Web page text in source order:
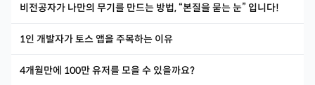
비전공자가 나만의 무기를 만드는 방법, “본질을 묻는 눈” 입니다!
1인 개발자가 토스 앱을 주목하는 이유
4개월만에 100만 유저를 모을 수 있을까요?